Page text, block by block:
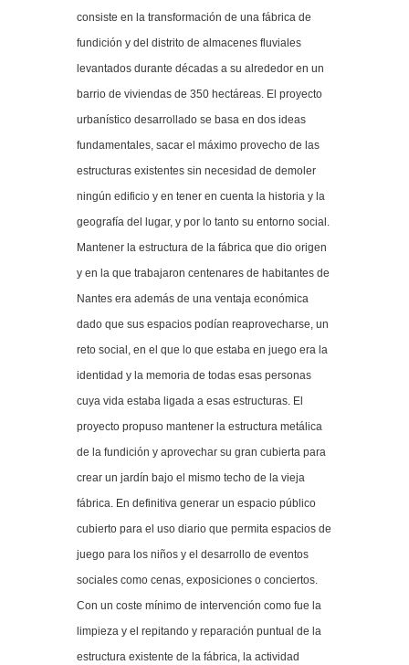
consiste en la transformación de una fábrica de
fundición y del distrito de almacenes fluviales
levantados durante décadas a su alrededor en un
barrio de viviendas de 350 hectáreas. El proyecto
urbanístico desarrollado se basa en dos ideas
fundamentales, sacar el máximo provecho de las
estructuras existentes sin necesidad de demoler
ningún edificio y en tener en cuenta la historia y la
geografía del lugar, y por lo tanto su entorno social.
Mantener la estructura de la fábrica que dio origen
y en la que trabajaron centenares de habitantes de
Nantes era además de una ventaja económica
dado que sus espacios podían reaprovecharse, un
reto social, en el que lo que estaba en juego era la
identidad y la memoria de todas esas personas
cuya vida estaba ligada a esas estructuras. El
proyecto propuso mantener la estructura metálica
de la fundición y aprovechar su gran cubierta para
crear un jardín bajo el mismo techo de la vieja
fábrica. En definitiva generar un espacio público
cubierto para el uso diario que permita espacios de
juego para los niños y el desarrollo de eventos
sociales como cenas, exposiciones o conciertos.
Con un coste mínimo de intervención como fue la
limpieza y el repitando y reparación puntual de la
estructura existente de la fábrica, la actividad